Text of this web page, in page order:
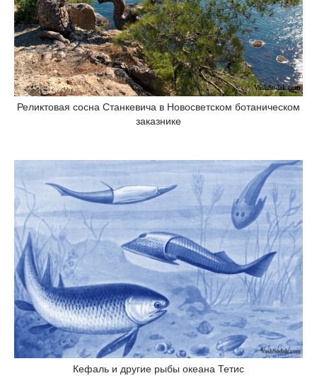
Реликтовая сосна Стaнкевича в Новосветском ботаническом
заказнике
Кефаль и другие рыбы океана Тетис